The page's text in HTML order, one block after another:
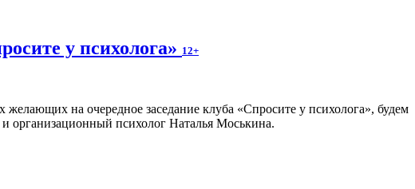
у психолога» 12+
желающих на очередное заседание клуба «Спросите у психолога», будем
организационный психолог Наталья Моськина.